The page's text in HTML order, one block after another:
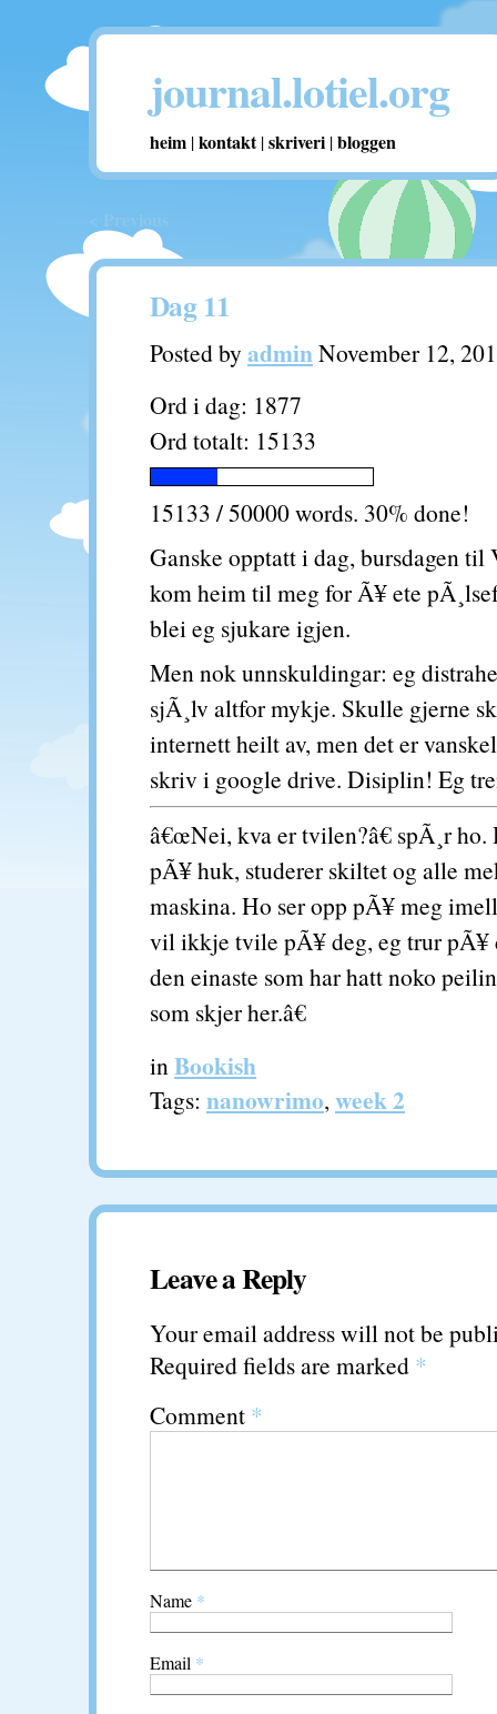
journal.lotiel.org
heim |kontakt|skriveri |bloggen
Dag 11
Posted by adminNovember 12,
Ord i dag: 1877
Ord totalt: 15133
15133 / 50000 words. 30% done!
Ganske opptatt i dag, bursdagen til
kom heim til meg for Ã¥ ete
blei eg sjukare igjen.
Men nok unnskuldingar: eg
sjÃ¸lv altfor mykje. Skulle gjerne
internett heilt av, men det er
skriv i google drive. Disiplin! Eg
â€œNei, kva er tvilen?â€ spÃ¸r ho.
pÃ¥ huk, studerer skiltet og alle
maskina. Ho ser opp pÃ¥ meg
vil ikkje tvile pÃ¥ deg, eg trur pÃ¥
den einaste som har hatt noko
som skjer her.â€
inBookish
Tags: nanowrimo,week 2
Leave a Reply
Your email address will not be
Required fields are marked *
Comment *
Name *
Email *